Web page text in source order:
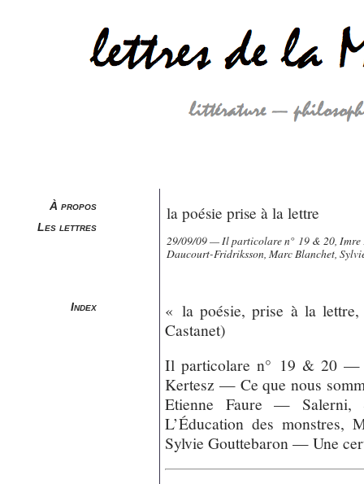
À propos
Les lettres
Index
la poésie prise à la lettre
29/09/09 — Il particolare n° 19 & 20, Imre
Daucourt-Fridriksson, Marc Blanchet,
« la poésie, prise à la
Castanet)
Il particolare n° 19 & 20 —
Kertesz — Ce que nous
Etienne Faure — Salerni,
L’Éducation des
Sylvie Gouttebaron — Une